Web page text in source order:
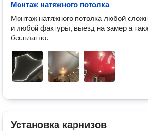
Монтаж натяжного потолка
Монтаж натяжного потолка любой
и любой фактуры, выезд на замер а
бесплатно.
Установка карнизов